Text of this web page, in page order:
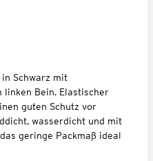
Schwarz mit
Bein. Elastischer
guten Schutz vor
wasserdicht und mit
geringe Packmaß ideal